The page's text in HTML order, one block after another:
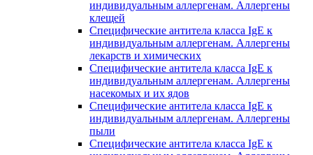
индивидуальным аллергенам. Аллергены
клещей
Специфические антитела класса IgE к
индивидуальным аллергенам. Аллергены
лекарств и химических
Специфические антитела класса IgE к
индивидуальным аллергенам. Аллергены
насекомых и их ядов
Специфические антитела класса IgE к
индивидуальным аллергенам. Аллергены
пыли
Специфические антитела класса IgE к